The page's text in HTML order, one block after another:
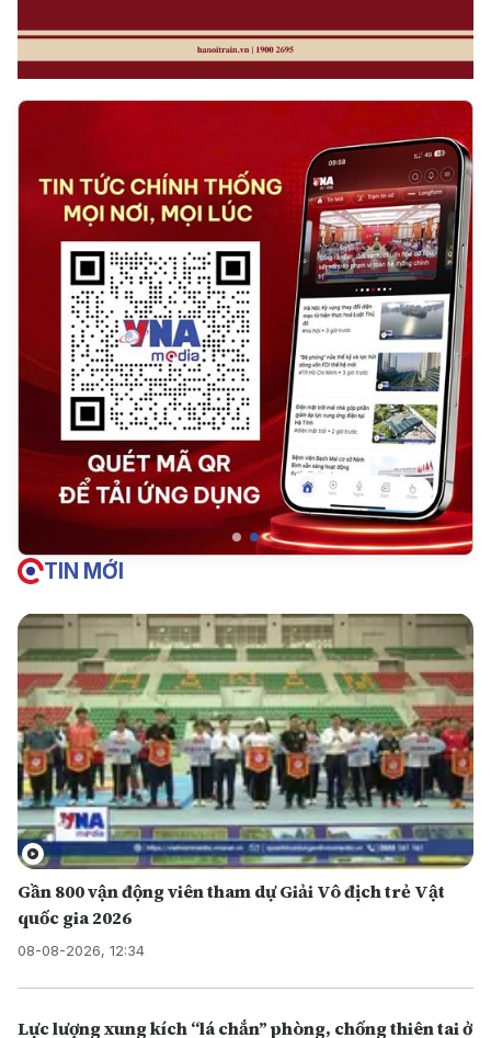
TIN MỚI
Gần 800 vận động viên tham dự Giải Vô địch trẻ Vật
quốc gia 2026
08-08-2026, 12:34
Lực lượng xung kích “lá chắn” phòng, chống thiên tai ở